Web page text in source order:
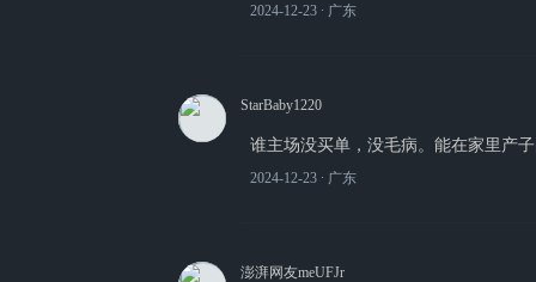
2024-12-23 ∙ 广东
StarBaby1220
谁主场没买单，没毛病。能在家里产
2024-12-23 ∙ 广东
澎湃网友meUFJr